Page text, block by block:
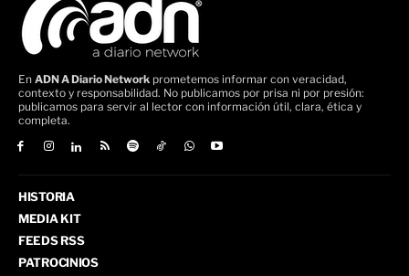
En ADN A Diario Network prometemos informar con veracidad,
contexto y responsabilidad. No publicamos por prisa ni por presión:
publicamos para servir al lector con información útil, clara, ética y
completa.
HISTORIA
MEDIA KIT
FEEDS RSS
PATROCINIOS